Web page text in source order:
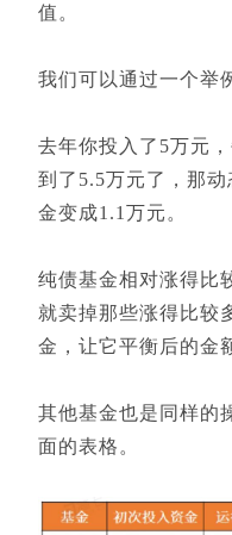
值。
我们可以通过一个举
去年你投入了5万元
到了5.5万元了，那
金变成1.1万元。
纯债基金相对涨得比
就卖掉那些涨得比较
金，让它平衡后的金
其他基金也是同样的
面的表格。